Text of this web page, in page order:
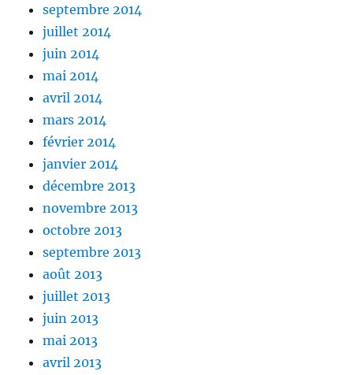
septembre 2014
juillet 2014
juin 2014
mai 2014
avril 2014
mars 2014
février 2014
janvier 2014
décembre 2013
novembre 2013
octobre 2013
septembre 2013
août 2013
juillet 2013
juin 2013
mai 2013
avril 2013